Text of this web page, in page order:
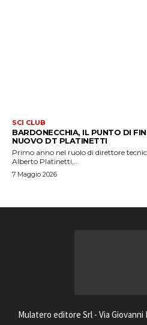
SCI CLUB
BARDONECCHIA, IL PUNTO DI
NUOVO DT PLATINETTI
Primo anno nel ruolo di direttore
Alberto Platinetti,...
7 Maggio 2026
Mulatero editore Srl - Via Giovanni